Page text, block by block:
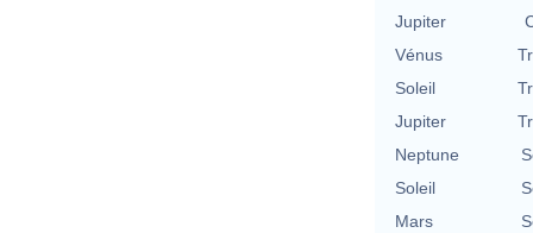
Jupiter
Vénus
Soleil
Jupiter
Neptune
Soleil
Mars